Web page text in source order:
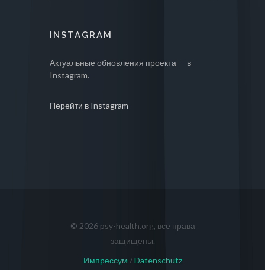
INSTAGRAM
Актуальные обновления проекта — в
Instagram.
Перейти в Instagram
© 2026 psy-health.org, все права
защищены.
Импрессум /Datenschutz